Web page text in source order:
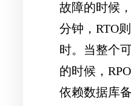
故障的时候
分钟，RTO
时。当整个
的时候，
依赖数据库